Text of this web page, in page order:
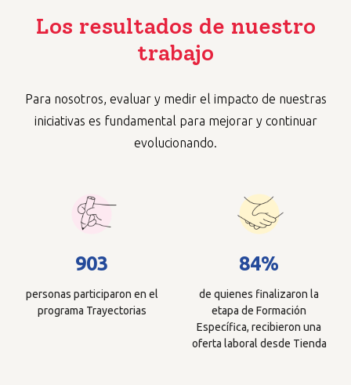
Los resultados de nuestro
trabajo
Para nosotros, evaluar y medir el impacto de nuestras
iniciativas es fundamental para mejorar y continuar
evolucionando.
903
personas participaron en el
programa Trayectorias
84%
de quienes finalizaron la
etapa de Formación
Específica, recibieron una
oferta laboral desde Tienda